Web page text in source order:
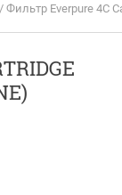
/ Фильтр Everpure 4C